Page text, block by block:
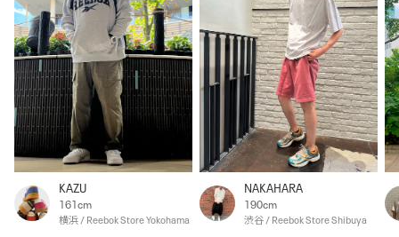
KAZU
161cm
横浜 / Reebok Store Yokohama
NAKAHARA
190cm
渋谷 / Reebok Store Shibuya